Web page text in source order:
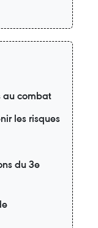
au combat
les risques
du 3e